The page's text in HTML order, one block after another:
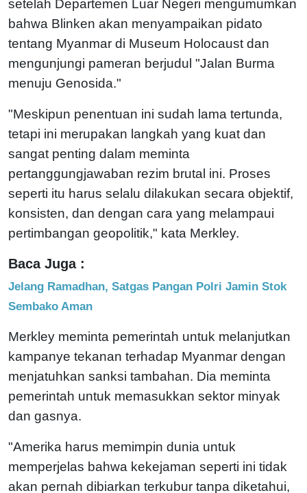
setelah Departemen Luar Negeri mengumumkan
bahwa Blinken akan menyampaikan pidato
tentang Myanmar di Museum Holocaust dan
mengunjungi pameran berjudul "Jalan Burma
menuju Genosida."
"Meskipun penentuan ini sudah lama tertunda,
tetapi ini merupakan langkah yang kuat dan
sangat penting dalam meminta
pertanggungjawaban rezim brutal ini. Proses
seperti itu harus selalu dilakukan secara objektif,
konsisten, dan dengan cara yang melampaui
pertimbangan geopolitik," kata Merkley.
Baca Juga :
Jelang Ramadhan, Satgas Pangan Polri Jamin Stok
Sembako Aman
Merkley meminta pemerintah untuk melanjutkan
kampanye tekanan terhadap Myanmar dengan
menjatuhkan sanksi tambahan. Dia meminta
pemerintah untuk memasukkan sektor minyak
dan gasnya.
"Amerika harus memimpin dunia untuk
memperjelas bahwa kekejaman seperti ini tidak
akan pernah dibiarkan terkubur tanpa diketahui,